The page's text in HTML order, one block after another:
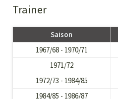
Trainer
Saison
1967/68 - 1970/71
1971/72
1972/73 - 1984/85
1984/85 - 1986/87